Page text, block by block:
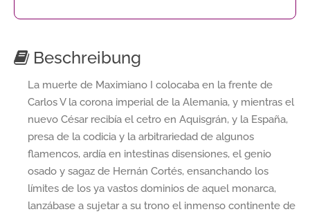
Beschreibung
La muerte de Maximiano I colocaba en la frente de
Carlos V la corona imperial de la Alemania, y mientras el
nuevo César recibía el cetro en Aquisgrán, y la España,
presa de la codicia y la arbitrariedad de algunos
flamencos, ardía en intestinas disensiones, el genio
osado y sagaz de Hernán Cortés, ensanchando los
límites de los ya vastos dominios de aquel monarca,
lanzábase a sujetar a su trono el inmenso continente de